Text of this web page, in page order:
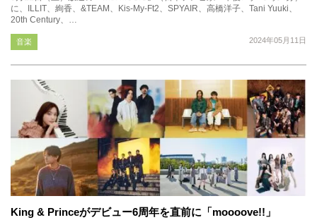
に、ILLIT、絢香、&TEAM、Kis-My-Ft2、SPYAIR、高橋洋子、Tani Yuuki、
20th Century、…
2024年05月11日
音楽
King & Princeがデビュー6周年を直前に「moooove!!」